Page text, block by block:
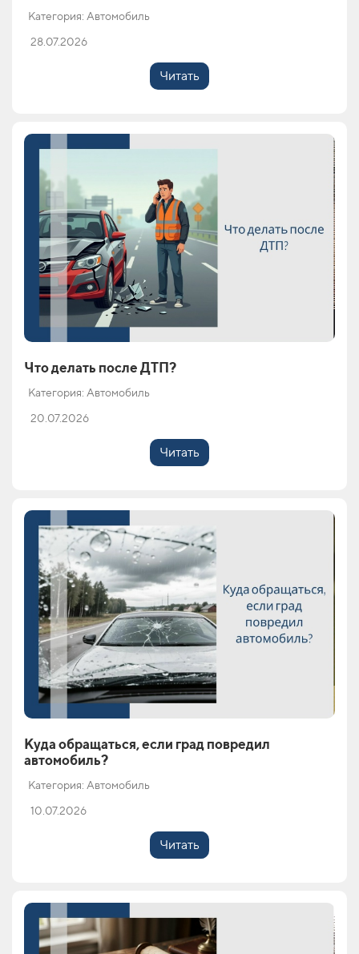
Категория: Автомобиль
28.07.2026
Читать
Что делать после ДТП?
Категория: Автомобиль
20.07.2026
Читать
Куда обращаться, если град повредил
автомобиль?
Категория: Автомобиль
10.07.2026
Читать